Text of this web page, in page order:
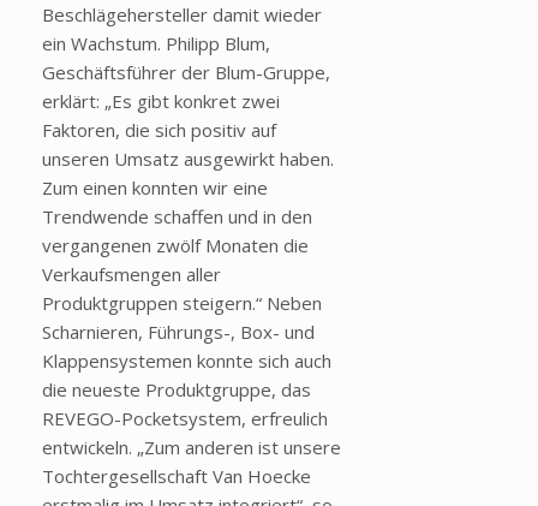
Beschlägehersteller damit wieder
ein Wachstum. Philipp Blum,
Geschäftsführer der Blum-Gruppe,
erklärt: „Es gibt konkret zwei
Faktoren, die sich positiv auf
unseren Umsatz ausgewirkt haben.
Zum einen konnten wir eine
Trendwende schaffen und in den
vergangenen zwölf Monaten die
Verkaufsmengen aller
Produktgruppen steigern.“ Neben
Scharnieren, Führungs-, Box- und
Klappensystemen konnte sich auch
die neueste Produktgruppe, das
REVEGO-Pocketsystem, erfreulich
entwickeln. „Zum anderen ist unsere
Tochtergesellschaft Van Hoecke